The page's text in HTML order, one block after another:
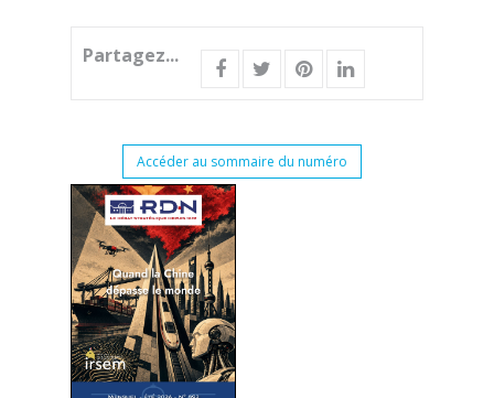
Partagez...
Accéder au sommaire du numéro